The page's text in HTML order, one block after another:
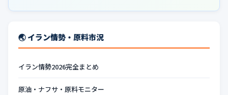
🌏 イラン情勢・原料市況
イラン情勢2026完全まとめ
原油・ナフサ・原料モニター